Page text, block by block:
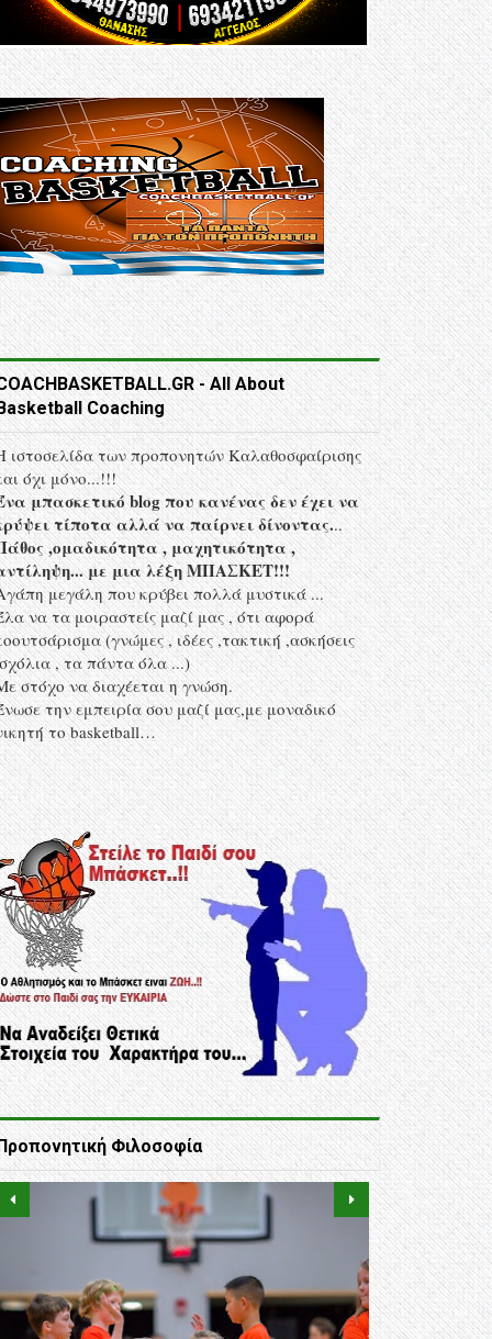
- All About
Coaching
ιστοσελίδα των προπονητών Kαλαθοσφαίρισης
όχι μόνο...!!!
μπασκετικό blog που κανένας δεν έχει να
τίποτα αλλά να παίρνει δίνοντας...
,ομαδικότητα , μαχητικότητα ,
με μια λέξη MΠΑΣΚΕΤ!!!
μεγάλη που κρύβει πολλά μυστικά ...
να τα μοιραστείς μαζί μας , ότι αφορά
(γνώμες , ιδέες ,τακτική ,ασκήσεις
, τα πάντα όλα ...)
στόχο να διαχέεται η γνώση.
την εμπειρία σου μαζί μας,με μοναδικό
το basketball…
Φιλοσοφία